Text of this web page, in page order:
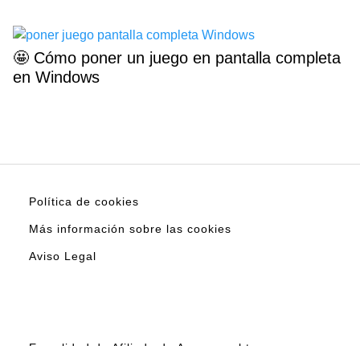
🤩 Cómo poner un juego en pantalla completa
en Windows
Política de cookies
Más información sobre las cookies
Aviso Legal